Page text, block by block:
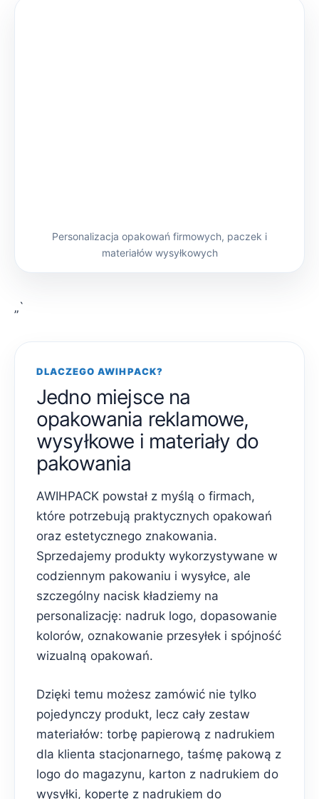
Personalizacja opakowań firmowych, paczek i
materiałów wysyłkowych
„`
DLACZEGO AWIHPACK?
Jedno miejsce na
opakowania reklamowe,
wysyłkowe i materiały do
pakowania
AWIHPACK powstał z myślą o firmach,
które potrzebują praktycznych opakowań
oraz estetycznego znakowania.
Sprzedajemy produkty wykorzystywane w
codziennym pakowaniu i wysyłce, ale
szczególny nacisk kładziemy na
personalizację: nadruk logo, dopasowanie
kolorów, oznakowanie przesyłek i spójność
wizualną opakowań.
Dzięki temu możesz zamówić nie tylko
pojedynczy produkt, lecz cały zestaw
materiałów: torbę papierową z nadrukiem
dla klienta stacjonarnego, taśmę pakową z
logo do magazynu, karton z nadrukiem do
wysyłki, kopertę z nadrukiem do